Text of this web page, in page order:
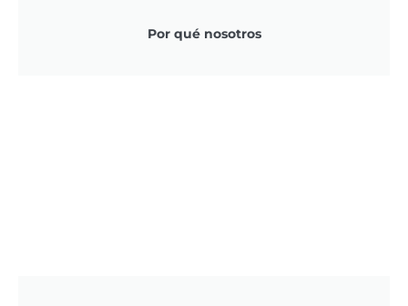
Por qué nosotros